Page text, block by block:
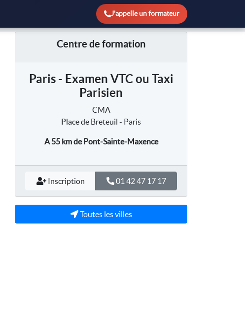
J'appelle un formateur
Centre de formation
Paris - Examen VTC ou Taxi
Parisien
CMA
Place de Breteuil - Paris
A 55 kmde Pont-Sainte-Maxence
Inscription 01 42 47 17 17
Toutes les villes